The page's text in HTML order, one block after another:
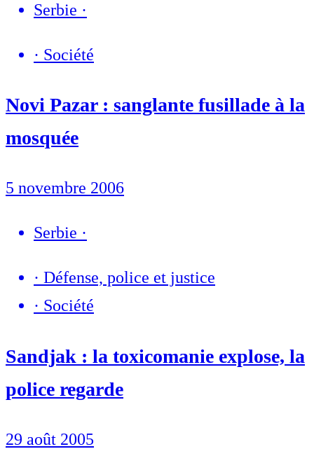
Serbie ·
· Société
Novi Pazar : sanglante fusillade à la
mosquée
5 novembre 2006
Serbie ·
· Défense, police et justice
· Société
Sandjak : la toxicomanie explose, la
police regarde
29 août 2005